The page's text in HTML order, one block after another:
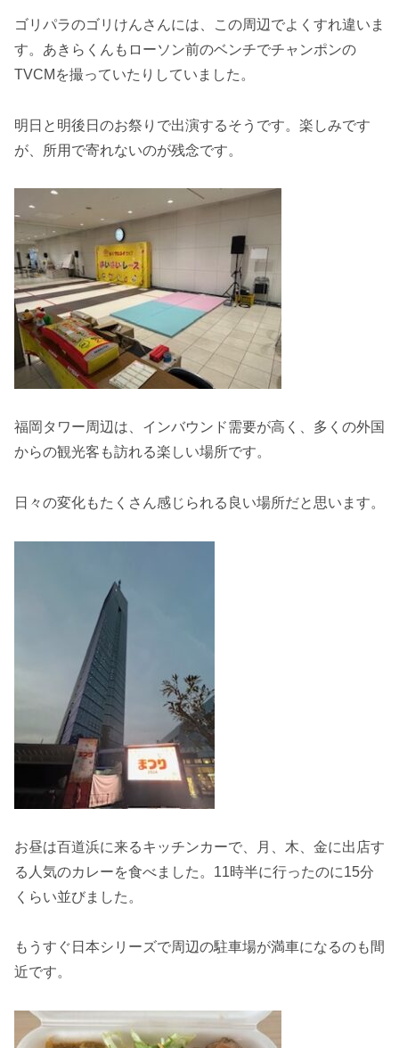
ゴリパラのゴリけんさんには、この周辺でよくすれ違いま
す。あきらくんもローソン前のベンチでチャンポンの
TVCMを撮っていたりしていました。
明日と明後日のお祭りで出演するそうです。楽しみです
が、所用で寄れないのが残念です。
福岡タワー周辺は、インバウンド需要が高く、多くの外国
からの観光客も訪れる楽しい場所です。
日々の変化もたくさん感じられる良い場所だと思います。
お昼は百道浜に来るキッチンカーで、月、木、金に出店す
る人気のカレーを食べました。11時半に行ったのに15分
くらい並びました。
もうすぐ日本シリーズで周辺の駐車場が満車になるのも間
近です。